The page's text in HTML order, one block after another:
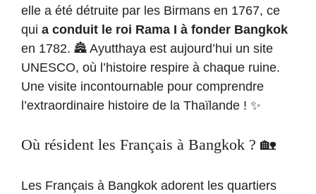
elle a été détruite par les Birmans en 1767, ce
qui a conduit le roi Rama I à fonder Bangkok
en 1782. 🏯 Ayutthaya est aujourd’hui un site
UNESCO, où l’histoire respire à chaque ruine.
Une visite incontournable pour comprendre
l’extraordinaire histoire de la Thaïlande ! ✨
Où résident les Français à Bangkok ? 🏡
Les Français à Bangkok adorent les quartiers